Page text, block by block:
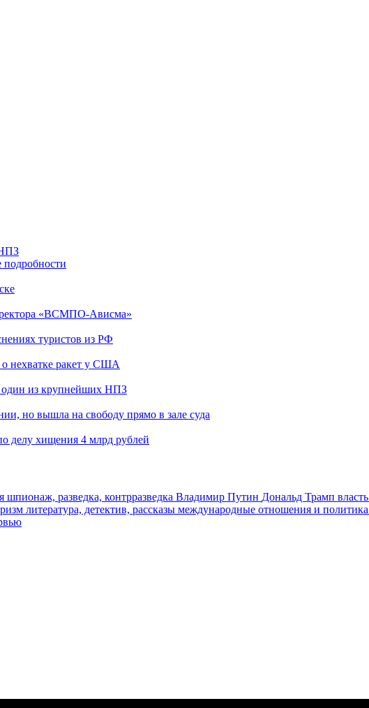
подробности
«ВСМПО-Ависма»
туристов из РФ
нехватке ракет у США
один из крупнейших НПЗ
но вышла на свободу прямо в зале суда
делу хищения 4 млрд рублей
шпионаж, разведка, контрразведка Владимир Путин Дональд Трамп власть
литература, детектив, рассказы международные отношения и политика